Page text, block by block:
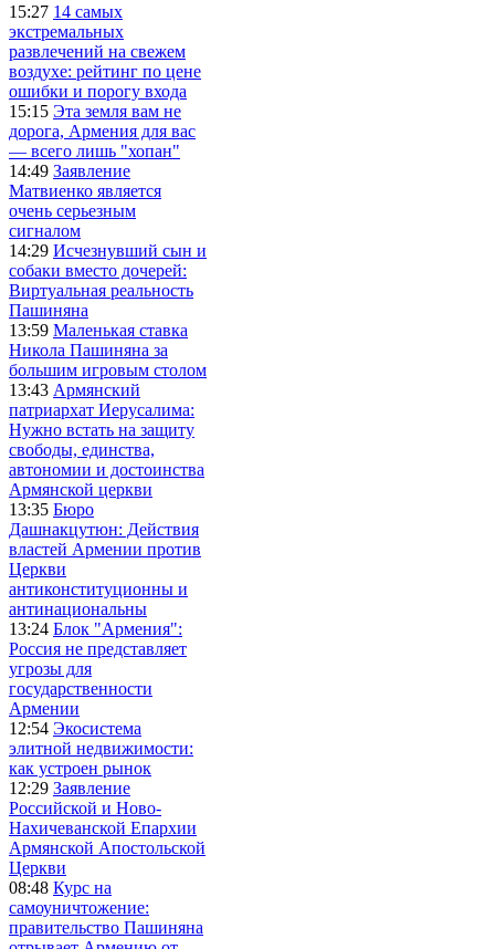
15:27 14 самых
экстремальных
развлечений на свежем
воздухе: рейтинг по цене
ошибки и порогу входа
15:15 Эта земля вам не
дорога, Армения для вас
— всего лишь "хопан"
14:49 Заявление
Матвиенко является
очень серьезным
сигналом
14:29 Исчезнувший сын и
собаки вместо дочерей:
Виртуальная реальность
Пашиняна
13:59 Маленькая ставка
Никола Пашиняна за
большим игровым столом
13:43 Армянский
патриархат Иерусалима:
Нужно встать на защиту
свободы, единства,
автономии и достоинства
Армянской церкви
13:35 Бюро
Дашнакцутюн: Действия
властей Армении против
Церкви
антиконституционны и
антинациональны
13:24 Блок "Армения":
Россия не представляет
угрозы для
государственности
Армении
12:54 Экосистема
элитной недвижимости:
как устроен рынок
12:29 Заявление
Российской и Ново-
Нахичеванской Епархии
Армянской Апостольской
Церкви
08:48 Курс на
самоуничтожение:
правительство Пашиняна